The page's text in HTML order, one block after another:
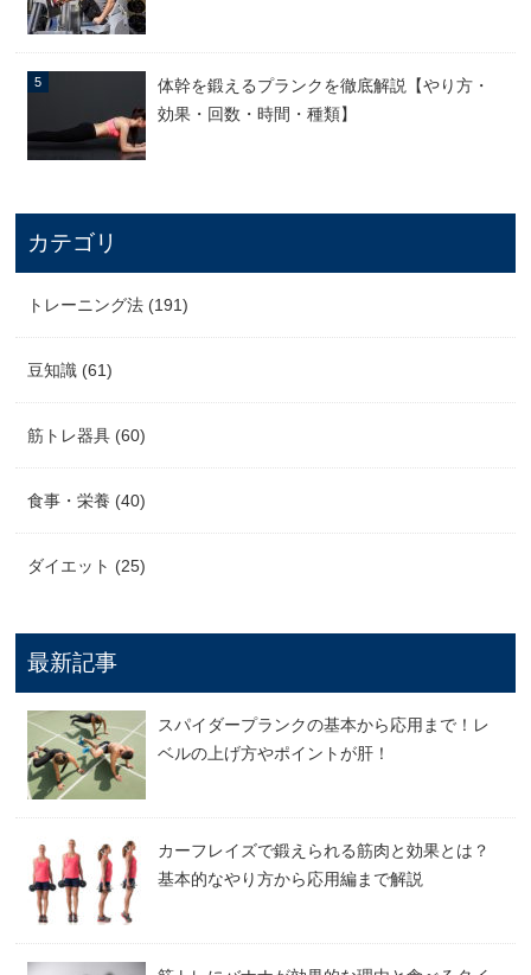
体幹を鍛えるプランクを徹底解説【やり方・
効果・回数・時間・種類】
カテゴリ
トレーニング法 (191)
豆知識 (61)
筋トレ器具 (60)
食事・栄養 (40)
ダイエット (25)
最新記事
スパイダープランクの基本から応用まで！レ
ベルの上げ方やポイントが肝！
カーフレイズで鍛えられる筋肉と効果とは？
基本的なやり方から応用編まで解説